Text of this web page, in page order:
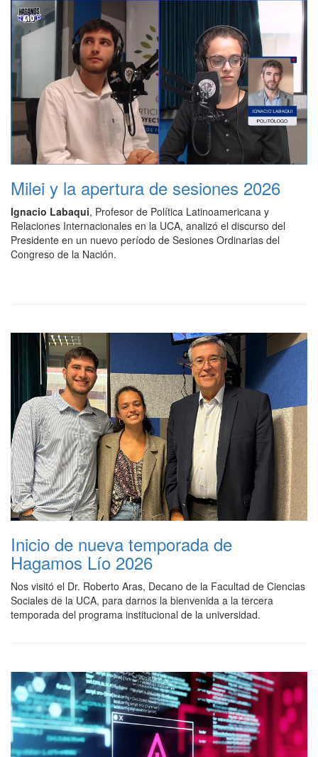
Milei y la apertura de sesiones 2026
Ignacio Labaqui, Profesor de Política Latinoamericana y
Relaciones Internacionales en la UCA, analizó el discurso del
Presidente en un nuevo período de Sesiones Ordinarias del
Congreso de la Nación.
Inicio de nueva temporada de
Hagamos Lío 2026
Nos visitó el Dr. Roberto Aras, Decano de la Facultad de Ciencias
Sociales de la UCA, para darnos la bienvenida a la tercera
temporada del programa institucional de la universidad.